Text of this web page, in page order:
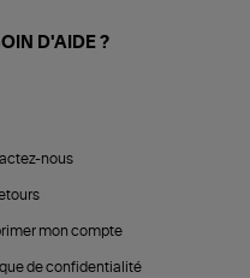
D'AIDE ?
nous
mon compte
de confidentialité